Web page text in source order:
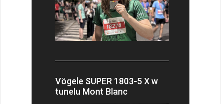
Vögele SUPER 1803-5 X w
tunelu Mont Blanc